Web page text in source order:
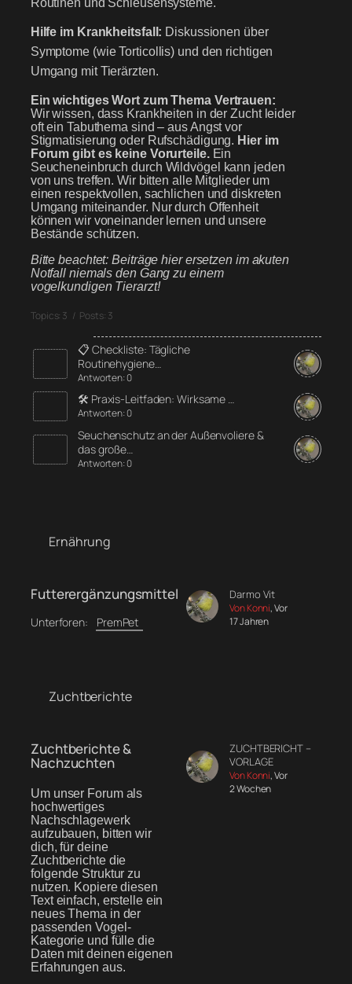
Hilfe im Krankheitsfall: Diskussionen über
Symptome (wie Torticollis) und den richtigen
Umgang mit Tierärzten.
Ein wichtiges Wort zum Thema Vertrauen:
Wir wissen, dass Krankheiten in der Zucht leider
oft ein Tabuthema sind – aus Angst vor
Stigmatisierung oder Rufschädigung. Hier im
Forum gibt es keine Vorurteile.Ein
Seucheneinbruch durch Wildvögel kann jeden
von uns treffen. Wir bitten alle Mitglieder um
einen respektvollen, sachlichen und diskreten
Umgang miteinander. Nur durch Offenheit
können wir voneinander lernen und unsere
Bestände schützen.
Bitte beachtet: Beiträge hier ersetzen im akuten
Notfall niemals den Gang zu einem
vogelkundigen Tierarzt!
Topics: 3 / Posts: 3
📋 Checkliste: Tägliche
Routinehygiene…
Antworten: 0
🛠️ Praxis-Leitfaden: Wirksame …
Antworten: 0
Seuchenschutz an der Außenvoliere &
das große…
Antworten: 0
Ernährung
Futterergänzungsmittel
Unterforen: PremPet
Darmo Vit
Von Konni, Vor
17 Jahren
Zuchtberichte
Zuchtberichte &
Nachzuchten
Um unser Forum als
hochwertiges
Nachschlagewerk
aufzubauen, bitten wir
dich, für deine
Zuchtberichte die
folgende Struktur zu
nutzen. Kopiere diesen
Text einfach, erstelle ein
neues Thema in der
passenden Vogel-
Kategorie und fülle die
Daten mit deinen eigenen
Erfahrungen aus.
ZUCHTBERICHT –
VORLAGE
Von Konni, Vor
2 Wochen